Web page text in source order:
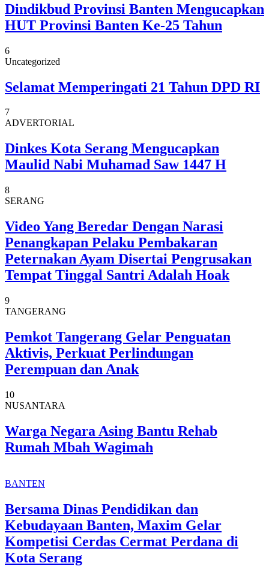
Dindikbud Provinsi Banten Mengucapkan
HUT Provinsi Banten Ke-25 Tahun
6
Uncategorized
Selamat Memperingati 21 Tahun DPD RI
7
ADVERTORIAL
Dinkes Kota Serang Mengucapkan
Maulid Nabi Muhamad Saw 1447 H
8
SERANG
Video Yang Beredar Dengan Narasi
Penangkapan Pelaku Pembakaran
Peternakan Ayam Disertai Pengrusakan
Tempat Tinggal Santri Adalah Hoak
9
TANGERANG
Pemkot Tangerang Gelar Penguatan
Aktivis, Perkuat Perlindungan
Perempuan dan Anak
10
NUSANTARA
Warga Negara Asing Bantu Rehab
Rumah Mbah Wagimah
BANTEN
Bersama Dinas Pendidikan dan
Kebudayaan Banten, Maxim Gelar
Kompetisi Cerdas Cermat Perdana di
Kota Serang